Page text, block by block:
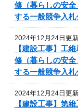
修（暮らしの安
する一般競争入札
2024年12月24日更
【建設工事】工
修（暮らしの安
する一般競争入札
2024年12月24日更
【建設工事】第